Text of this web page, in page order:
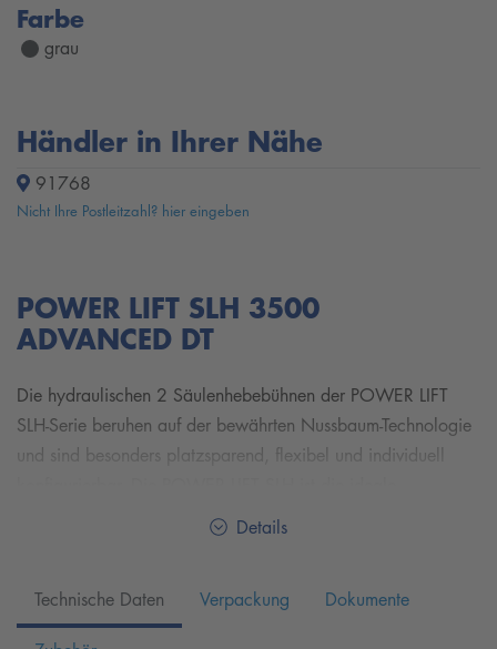
Farbe
grau
Händler in Ihrer Nähe
91768
Nicht Ihre Postleitzahl? hier eingeben
POWER LIFT SLH 3500
ADVANCED DT
Die hydraulischen 2 Säulenhebebühnen der POWER LIFT
SLH-Serie beruhen auf der bewährten Nussbaum-Technologie
und sind besonders platzsparend, flexibel und individuell
Hebebühne für den täglichen Einsatz in einer beständig
Synchronisations-Seilzügen bieten die 2-Säulenhebebühnen
der POWER LIFT SLH-Serie die perfekte Kombination aus
Details
Technische Daten Verpackung Dokumente